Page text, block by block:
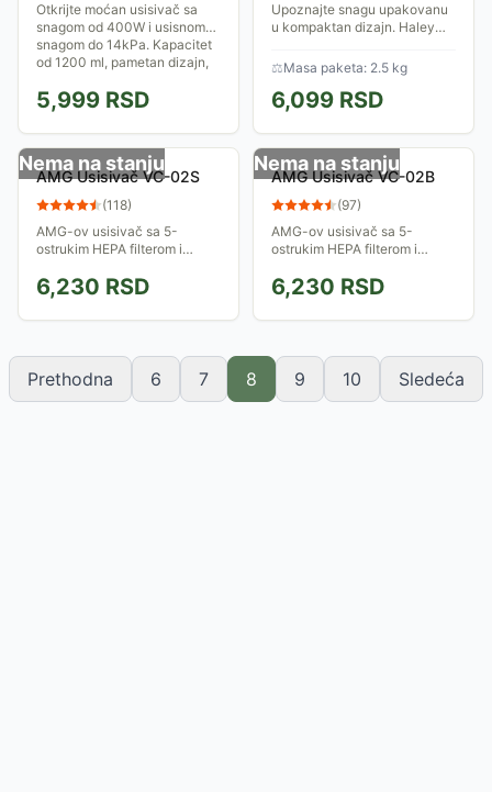
Otkrijte moćan usisivač sa
snagom od 400W i usisnom
snagom do 14kPa. Kapacitet
od 1200 ml, pametan dizajn,
četke...
5,999 RSD
Upoznajte snagu upakovanu
u kompaktan dizajn. Haley
koji briše granicu između
laganih kućnih aparata i
snažnih usisivača....
⚖Masa paketa: 2.5 kg
6,099 RSD
Nema na stanju
AMG Usisivač VC-02S
(118)
AMG-ov usisivač sa 5-
ostrukim HEPA filterom i
prašinu 3l. Standardno
opremljen. Meki start, tihi rad i
elektronsku regulaciju...
6,230 RSD
Nema na stanju
AMG Usisivač VC-02B
(97)
AMG-ov usisivač sa 5-
ostrukim HEPA filterom i
prašinu 3l. Standardno
opremljen. Meki start, tihi rad i
elektronsku regulaciju...
6,230 RSD
Prethodna 6 7 8 9 10 Sledeća